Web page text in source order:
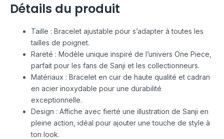
Détails du produit
Taille : Bracelet ajustable pour s’adapter à toutes les
tailles de poignet.
Rareté : Modèle unique inspiré de l’univers One Piece,
parfait pour les fans de Sanji et les collectionneurs.
Matériaux : Bracelet en cuir de haute qualité et cadran
en acier inoxydable pour une durabilité
exceptionnelle.
Design : Affiche avec fierté une illustration de Sanji en
pleine action, idéal pour ajouter une touche de style à
ton look.